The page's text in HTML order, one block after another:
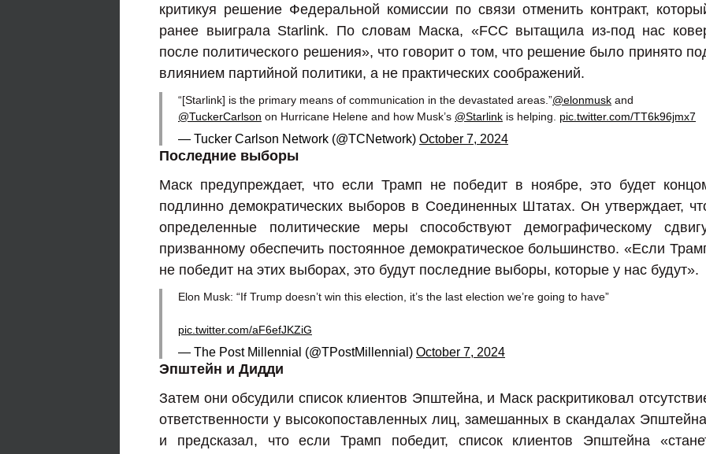
критикуя решение Федеральной комиссии по связи отменить контракт,
ранее выиграла Starlink. По словам Маска, «FCC вытащила из-под нас
после политического решения», что говорит о том, что решение было принято
влиянием партийной политики, а не практических соображений.
“[Starlink] is the primary means of communication in the devastated areas.”@elonmusk and
@TuckerCarlson on Hurricane Helene and how Musk’s @Starlink is helping. pic.twitter.com/TT6k96jmx7
— Tucker Carlson Network (@TCNetwork) October 7, 2024
Последние выборы
Маск предупреждает, что если Трамп не победит в ноябре, это будет
подлинно демократических выборов в Соединенных Штатах. Он утверждает,
определенные политические меры способствуют демографическому
призванному обеспечить постоянное демократическое большинство. «Если
не победит на этих выборах, это будут последние выборы, которые у нас будут».
Elon Musk: “If Trump doesn’t win this election, it’s the last election we’re going to have”
pic.twitter.com/aF6efJKZiG
— The Post Millennial (@TPostMillennial) October 7, 2024
Эпштейн и Дидди
Затем они обсудили список клиентов Эпштейна, и Маск раскритиковал
ответственности у высокопоставленных лиц, замешанных в скандалах
и предсказал, что если Трамп победит, список клиентов Эпштейна